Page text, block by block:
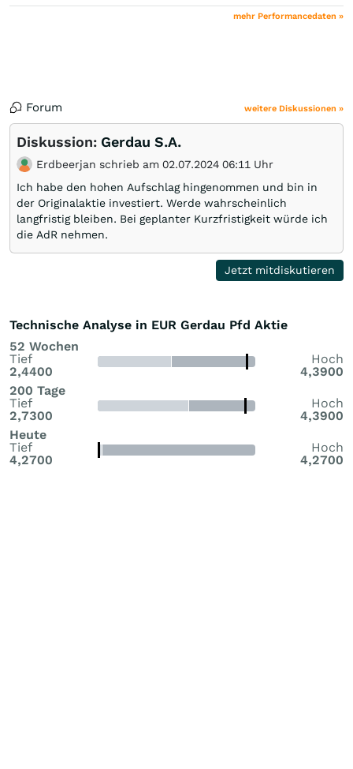
mehr Performancedaten »
Forum weitere Diskussionen »
Diskussion: Gerdau S.A.
Erdbeerjan schrieb am 02.07.2024 06:11 Uhr
Ich habe den hohen Aufschlag hingenommen und bin in
der Originalaktie investiert. Werde wahrscheinlich
langfristig bleiben. Bei geplanter Kurzfristigkeit würde ich
die AdR nehmen.
Jetzt mitdiskutieren
Technische Analyse in EUR Gerdau Pfd Aktie
52 Wochen
Tief
2,4400
Hoch
4,3900
200 Tage
Tief
2,7300
Hoch
4,3900
Heute
Tief
4,2700
Hoch
4,2700